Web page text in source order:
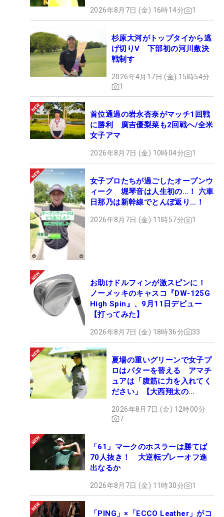
2026年8月7日 (金) 16時14分 1
杉原大河がトップタイから逃
げ切りV 下部初の河川敷決
戦制す
2026年4月17日 (金) 15時54分
1
首位通過の岩永杏奈がマッチ1回戦
に勝利 廣吉優梨菜も2回戦へ/全米
女子アマ
2026年8月7日 (金) 10時04分 1
女子プロたちが過ごしたオープンウ
ィーク 堀琴音は人生初の…！ 六車
日那乃は新幹線でとんぼ返り…！
2026年8月7日 (金) 11時57分 1
お助けドルフィンが激スピンに！
ノーメッキのキャスコ『DW-125G
High Spin』、9月11日デビュー
【打ってみた】
2026年8月7日 (金) 18時36分 33
夏場の重いグリーンで女子プ
ロはパターを替える アマチ
ュアは「腹筋に力を入れてく
ださい」【大西翔太の
2026年8月7日 (金) 12時00分
7
「61」マークのホスラーは勝てば
70人抜き！ 大逆転プレーオフ進
出なるか
2026年8月7日 (金) 11時30分 1
「PING」×「ECCO Leather」がコ